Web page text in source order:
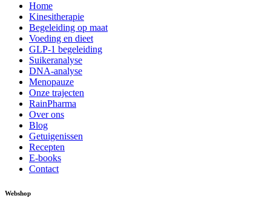
Home
Kinesitherapie
Begeleiding op maat
Voeding en dieet
GLP-1 begeleiding
Suikeranalyse
DNA-analyse
Menopauze
Onze trajecten
RainPharma
Over ons
Blog
Getuigenissen
Recepten
E-books
Contact
Webshop